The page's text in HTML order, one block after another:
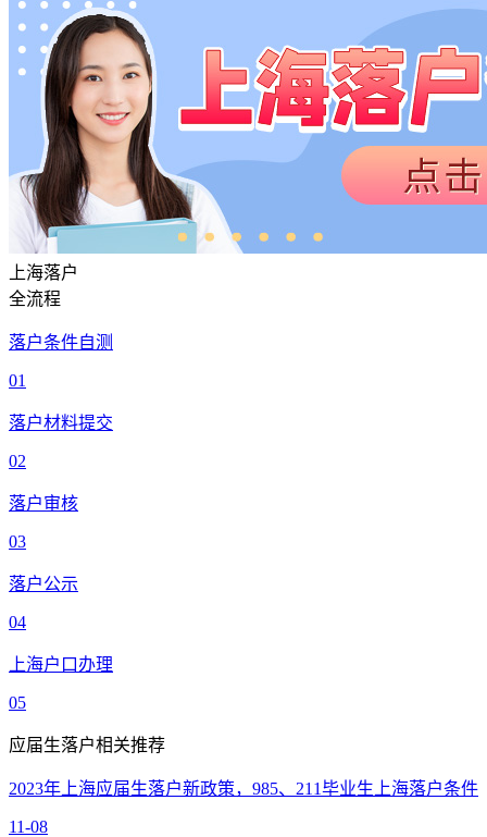
上海落户
全流程
落户条件自测
01
落户材料提交
02
落户审核
03
落户公示
04
上海户口办理
05
应届生落户相关推荐
2023年上海应届生落户新政策，985、211毕业生上海落户条件
11-08